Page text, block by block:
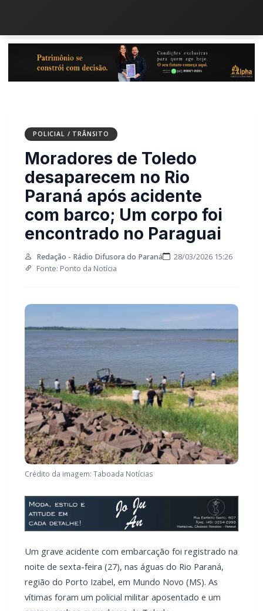
POLICIAL / TRÂNSITO
Moradores de Toledo
desaparecem no Rio Paraná
após acidente com barco;
Um corpo foi encontrado no
Paraguai
Redação - Rádio Difusora do Paraná
28/03/2026 15:26
Fonte: Ponto da Notícia